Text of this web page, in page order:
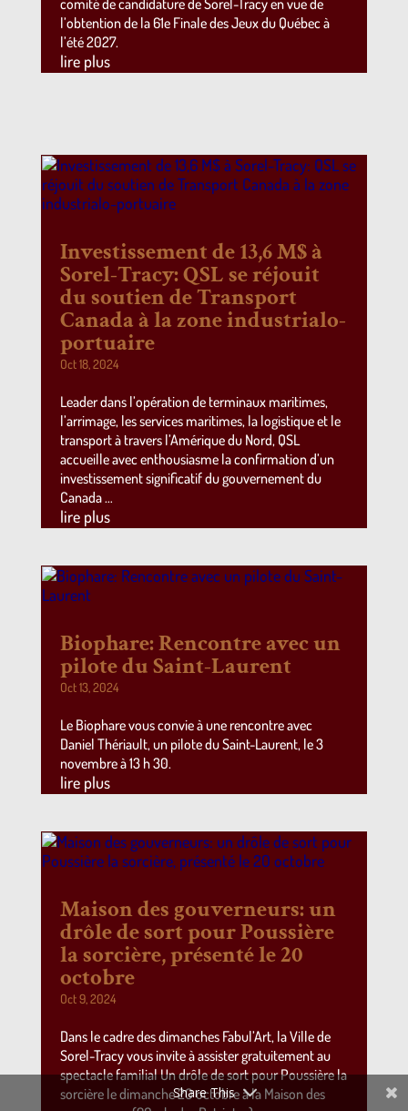
l’obtention de la 61e Finale des Jeux du Québec à
l’été 2027.
lire plus
Investissement de 13,6 M$ à
Sorel-Tracy: QSL se réjouit
du soutien de Transport
Canada à la zone industrialo-
portuaire
Oct 18, 2024
Leader dans l’opération de terminaux maritimes,
l’arrimage, les services maritimes, la logistique et le
transport à travers l’Amérique du Nord, QSL
accueille avec enthousiasme la confirmation d’un
investissement significatif du gouvernement du
Canada …
lire plus
Biophare: Rencontre avec un
pilote du Saint-Laurent
Oct 13, 2024
Le Biophare vous convie à une rencontre avec
Daniel Thériault, un pilote du Saint-Laurent, le 3
novembre à 13 h 30.
lire plus
Maison des gouverneurs: un
drôle de sort pour Poussière
la sorcière, présenté le 20
octobre
Oct 9, 2024
Dans le cadre des dimanches Fabul’Art, la Ville de
Sorel-Tracy vous invite à assister gratuitement au
spectacle familial Un drôle de sort pour Poussière la
sorcière le dimanche 20 octobre à la Maison des
Share This